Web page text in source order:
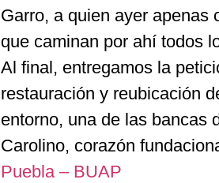
Garro, a quien ayer apenas
que caminan por ahí todos
Al final, entregamos la
restauración y reubicación
entorno, una de las bancas
Carolino, corazón
Puebla – BUAP